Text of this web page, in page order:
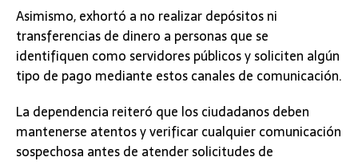
Asimismo, exhortó a no realizar depósitos ni
transferencias de dinero a personas que se
identifiquen como servidores públicos y soliciten algún
tipo de pago mediante estos canales de comunicación.
La dependencia reiteró que los ciudadanos deben
mantenerse atentos y verificar cualquier comunicación
sospechosa antes de atender solicitudes de